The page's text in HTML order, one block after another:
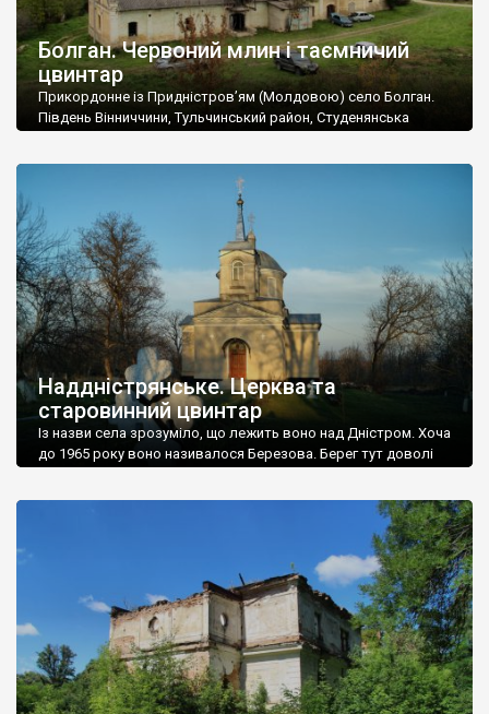
Болган. Червоний млин і таємничий
цвинтар
Прикордонне із Придністров’ям (Молдовою) село Болган.
Південь Вінниччини, Тульчинський район, Студенянська
старовинний цвинтар із кам’яними хрестами. Всі епітафії, які
збереглися, написані кирилицею, церковнослов’янською
мовою. За всіма традиційними ознаками – цвинтар
український. Хрести датуються 19 століттям. У 1924-1940
роках Болган […]
Наддністрянське. Церква та
старовинний цвинтар
Із назви села зрозуміло, що лежить воно над Дністром. Хоча
до 1965 року воно називалося Березова. Берег тут доволі
Наддністрянське відрізняється від більшості навколишніх
сіл. У селі є мурована Михайлівська церква. Точної дати […]